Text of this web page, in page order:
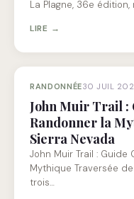
La Plagne, 36e
LIRE →
RANDONNÉE30 JUIL
John Muir Trail :
Randonner la
Sierra Nevada
John Muir Trail :
Mythique Traversée
trois…